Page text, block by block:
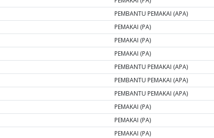
PEMBANTU PEMAKAI (APA)
PEMAKAI (PA)
PEMAKAI (PA)
PEMAKAI (PA)
PEMBANTU PEMAKAI (APA)
PEMBANTU PEMAKAI (APA)
PEMBANTU PEMAKAI (APA)
PEMAKAI (PA)
PEMAKAI (PA)
PEMAKAI (PA)